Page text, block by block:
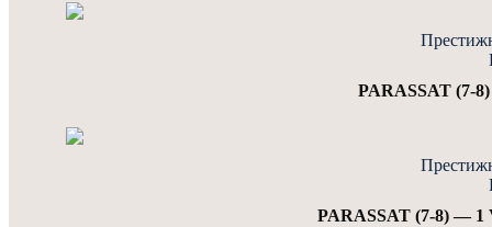
PARASSAT (7-
PARASSAT (7-8) —